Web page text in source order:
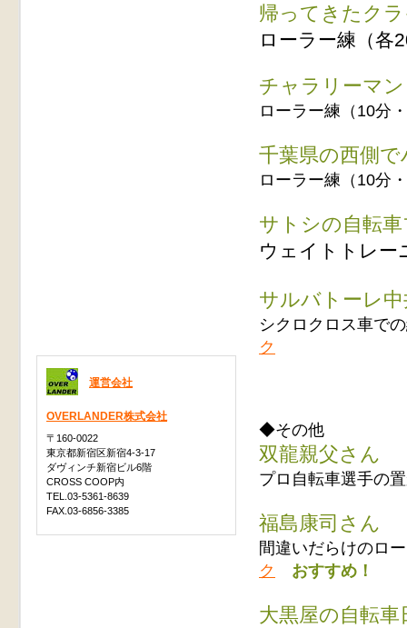
帰ってきたク
ローラー練（
チャラリーマ
ローラー練（10分
千葉県の西側
ローラー練（10分
サトシの自転
ウェイトトレ
サルバトーレ
シクロクロス車で
ク
◆その他
双龍親父さん
プロ自転車選手の
福島康司さん
間違いだらけのロ
ク
おすすめ！
大黒屋の自転車
運営会社
OVERLANDER株式会社
〒160-0022
東京都新宿区新宿4-3-17
ダヴィンチ新宿ビル6階
CROSS COOP内
TEL.03-5361-8639
FAX.03-6856-3385